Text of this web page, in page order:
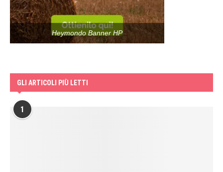
Heymondo Banner HP
GLI ARTICOLI PIÙ LETTI
1